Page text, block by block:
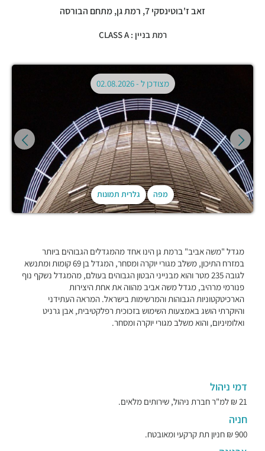
זאב ז'בוטינסקי 7, רמת גן,מתחם הבורסה
רמת בניין : CLASS A
מפה גלרית תמונות
מצודכן ל -02.08.2026
מגדל "משה אביב" ברמת גן הינו אחד מהמגדלים הגבוהים ביותר
במזרח התיכון, משלב מגורי יוקרה ומסחר, המגדל בן 69 קומות ומתנשא
לגובה 235 מטר והוא מבנייני הבטון הגבוהים בעולם, מהמגדל נשקף נוף
פנורמי מרהיב, מגדל משה אביב מהווה את אחת היצירות
הארכיטקטוניות הגבוהות והמרשימות בישראל. המראה העתידני
והיוקרתי הושג באמצעות השימוש בזכוכית רפלקטיבית, אבן גרניט
ואלומיניום, והוא משלב מגורי יוקרה ומסחר.
דמי ניהול
21 ₪ למ"ר חברת ניהול, שירותים מלאים.
חניה
900 ₪ חניון תת קרקעי ומאובטח.